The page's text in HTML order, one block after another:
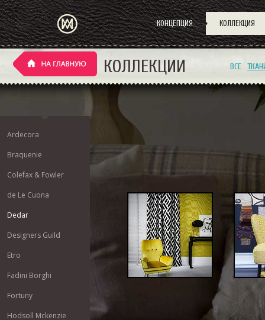
КОНЦЕПЦИЯ КОЛЛЕКЦИЯ
КОЛЛЕКЦИИ ВСЕ
Ardecora
Braquenie
Colefax & Fowler
de Le Cuona
Dedar
Designers Guild
Etro
Fadini Borghi
Fortuny
Hodsoll Mckenzie